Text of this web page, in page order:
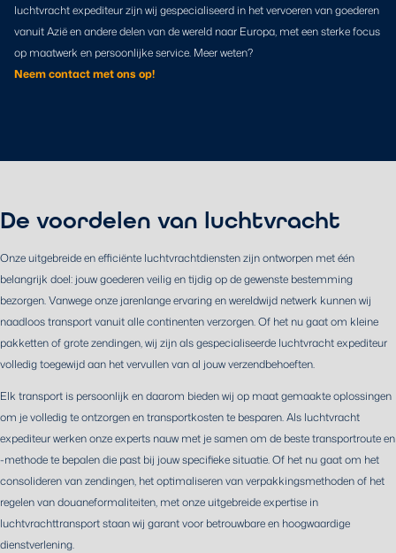
luchtvracht expediteur zijn wij gespecialiseerd in het vervoeren van goederen
vanuit Azië en andere delen van de wereld naar Europa, met een sterke focus
op maatwerk en persoonlijke service. Meer weten?
Neem contact met ons op!
De voordelen van luchtvracht
Onze uitgebreide en efficiënte luchtvrachtdiensten zijn ontworpen met één
belangrijk doel: jouw goederen veilig en tijdig op de gewenste bestemming
bezorgen. Vanwege onze jarenlange ervaring en wereldwijd netwerk kunnen wij
naadloos transport vanuit alle continenten verzorgen. Of het nu gaat om kleine
pakketten of grote zendingen, wij zijn als gespecialiseerde luchtvracht expediteur
volledig toegewijd aan het vervullen van al jouw verzendbehoeften.
Elk transport is persoonlijk en daarom bieden wij op maat gemaakte oplossingen
om je volledig te ontzorgen en transportkosten te besparen. Als luchtvracht
expediteur werken onze experts nauw met je samen om de beste transportroute en
-methode te bepalen die past bij jouw specifieke situatie. Of het nu gaat om het
consolideren van zendingen, het optimaliseren van verpakkingsmethoden of het
regelen van douaneformaliteiten, met onze uitgebreide expertise in
luchtvrachttransport staan wij garant voor betrouwbare en hoogwaardige
dienstverlening.